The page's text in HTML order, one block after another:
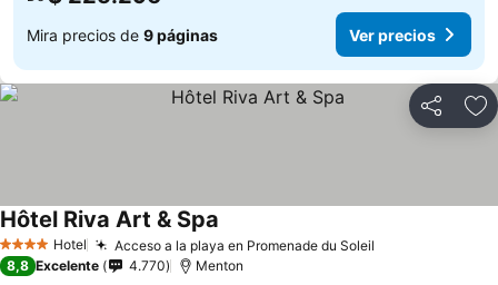
Mira precios de 9 páginas Ver precios
Compartir
4 EstrellasHotel Acceso a la playa en Promenade du Soleil
Hôtel Riva Art & Spa
8,8 Excelente 4.770 Menton